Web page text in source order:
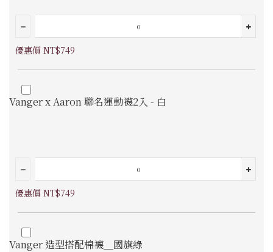
優惠價 NT$749
Vanger x Aaron 聯名運動襪2入 - 白
優惠價 NT$749
Vanger 造型搭配棉襪＿國旗綠